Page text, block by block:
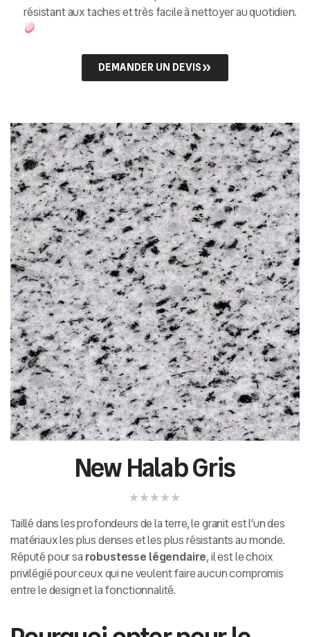
résistant aux taches et très facile à nettoyer au quotidien.
DEMANDER UN DEVIS
New Halab Gris
Taillé dans les profondeurs de la terre, le granit est l’un des
matériaux les plus denses et les plus résistants au monde.
Réputé pour sa robustesse légendaire, il est le choix
privilégié pour ceux qui ne veulent faire aucun compromis
entre le design et la fonctionnalité.